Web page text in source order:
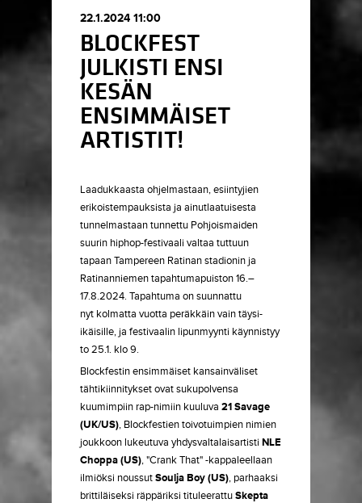
22.1.2024 11:00
BLOCKFEST
JULKISTI ENSI
KESÄN
ENSIMMÄISET
ARTISTIT!
Laadukkaasta ohjelmastaan, esiintyjien
erikoistempauksista ja ainutlaatuisesta
tunnelmastaan tunnettu Pohjoismaiden
suurin hiphop-festivaali valtaa tuttuun
tapaan Tampereen Ratinan stadionin ja
Ratinanniemen tapahtumapuiston 16.–
17.8.2024. Tapahtuma on suunnattu
nyt kolmatta vuotta peräkkäin vain täysi-
ikäisille, ja festivaalin lipunmyynti käynnistyy
to 25.1. klo 9.
Blockfestin ensimmäiset kansainväliset
tähtikiinnitykset ovat sukupolvensa
kuumimpiin rap-nimiin kuuluva 21 Savage
(UK/US), Blockfestien toivotuimpien nimien
joukkoon lukeutuva yhdysvaltalaisartisti NLE
Choppa (US), "Crank That" -kappaleellaan
ilmiöksi noussutSoulja Boy (US), parhaaksi
brittiläiseksi räppäriksi tituleerattuSkepta